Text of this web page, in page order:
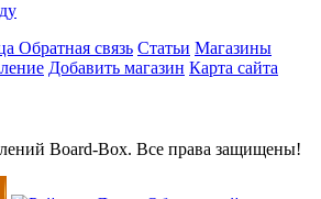
Обратная связь Статьи Магазины
Добавить магазин Карта сайта
Board-Box. Все права защищены!